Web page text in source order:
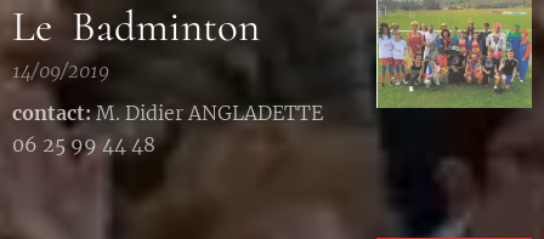
Le Badminton
14/09/2019
contact:M. Didier ANGLADETTE
06 25 99 44 48